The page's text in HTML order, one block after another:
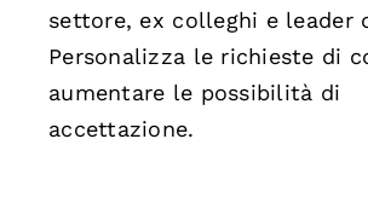
settore, ex colleghi e leader
Personalizza le richieste di
aumentare le possibilità di
accettazione.